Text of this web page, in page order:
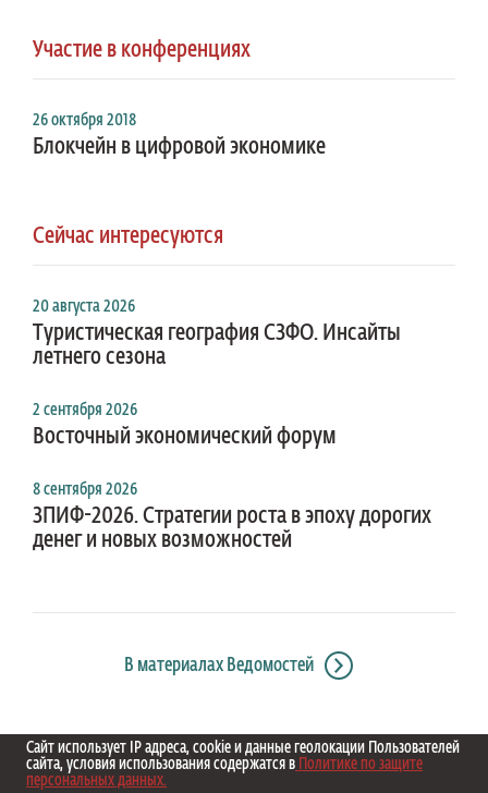
Участие в конференциях
26 октября 2018
Блокчейн в цифровой экономике
Сейчас интересуются
20 августа 2026
Туристическая география СЗФО. Инсайты
летнего сезона
2 сентября 2026
Восточный экономический форум
8 сентября 2026
ЗПИФ-2026. Стратегии роста в эпоху дорогих
денег и новых возможностей
В материалах Ведомостей
Сайт использует IP адреса, cookie и данные геолокации Пользователей
сайта, условия использования содержатся в Политике по защите
персональных данных.